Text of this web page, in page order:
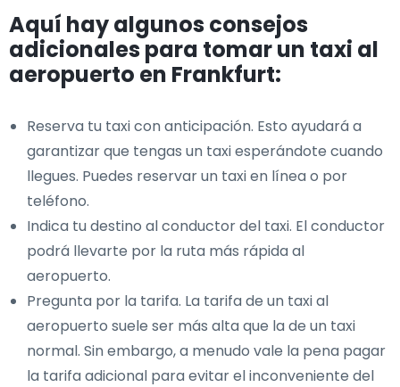
Aquí hay algunos consejos
adicionales para tomar un taxi al
aeropuerto en Frankfurt:
Reserva tu taxi con anticipación. Esto ayudará a
garantizar que tengas un taxi esperándote cuando
llegues. Puedes reservar un taxi en línea o por
teléfono.
Indica tu destino al conductor del taxi. El conductor
podrá llevarte por la ruta más rápida al
aeropuerto.
Pregunta por la tarifa. La tarifa de un taxi al
aeropuerto suele ser más alta que la de un taxi
normal. Sin embargo, a menudo vale la pena pagar
la tarifa adicional para evitar el inconveniente del